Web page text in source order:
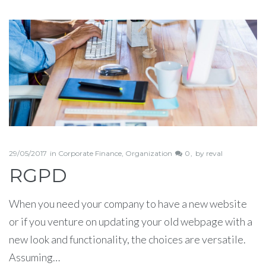
Étiquette :
photo
29/05/2017 in Corporate Finance Organization 0 by reval
RGPD
When you need your company to have a new website
or if you venture on updating your old webpage with a
new look and functionality, the choices are versatile.
Assuming…